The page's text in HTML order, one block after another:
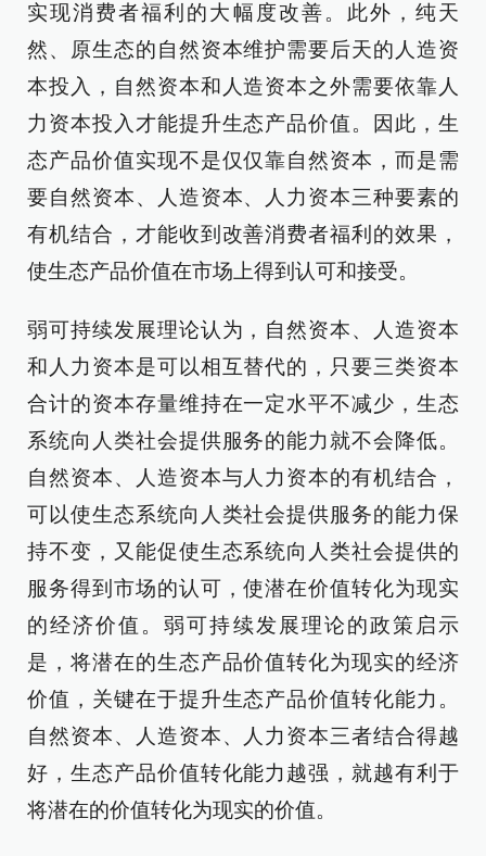
实现消费者福利的大幅度改善。此外，纯天
然、原生态的自然资本维护需要后天的人造资
本投入，自然资本和人造资本之外需要依靠人
力资本投入才能提升生态产品价值。因此，生
态产品价值实现不是仅仅靠自然资本，而是需
要自然资本、人造资本、人力资本三种要素的
有机结合，才能收到改善消费者福利的效果，
使生态产品价值在市场上得到认可和接受。
弱可持续发展理论认为，自然资本、人造资本
和人力资本是可以相互替代的，只要三类资本
合计的资本存量维持在一定水平不减少，生态
系统向人类社会提供服务的能力就不会降低。
自然资本、人造资本与人力资本的有机结合，
可以使生态系统向人类社会提供服务的能力保
持不变，又能促使生态系统向人类社会提供的
服务得到市场的认可，使潜在价值转化为现实
的经济价值。弱可持续发展理论的政策启示
是，将潜在的生态产品价值转化为现实的经济
价值，关键在于提升生态产品价值转化能力。
自然资本、人造资本、人力资本三者结合得越
好，生态产品价值转化能力越强，就越有利于
将潜在的价值转化为现实的价值。